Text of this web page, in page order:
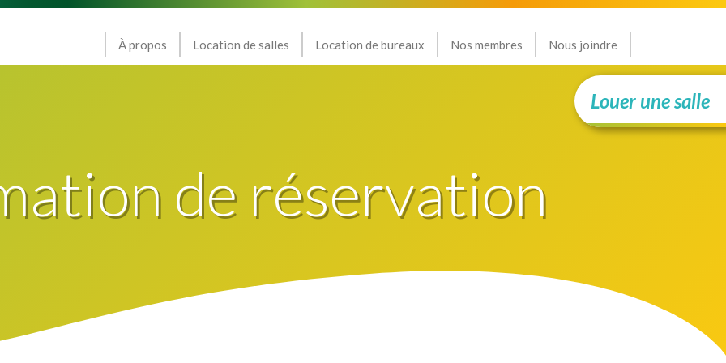
À propos Location de salles Location de bureaux Nos membres Nous joindre
Louer une salle
de réservation